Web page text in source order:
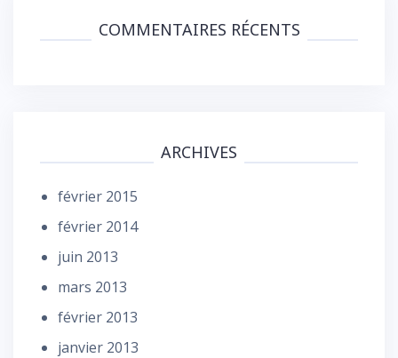
COMMENTAIRES RÉCENTS
ARCHIVES
février 2015
février 2014
juin 2013
mars 2013
février 2013
janvier 2013